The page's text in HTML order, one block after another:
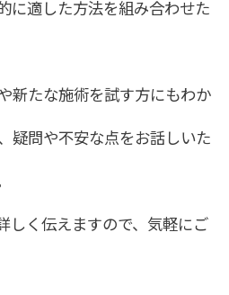
に適した方法を組み合わせた
新たな施術を試す方にもわか
疑問や不安な点をお話しいた
しく伝えますので、気軽にご